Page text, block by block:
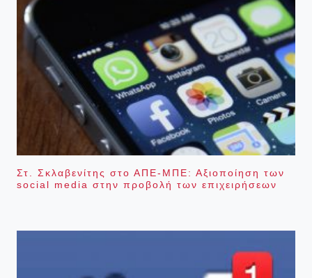
Στ. Σκλαβενίτης στο ΑΠΕ-ΜΠΕ: Αξιοποίηση των
social media στην προβολή των επιχειρήσεων